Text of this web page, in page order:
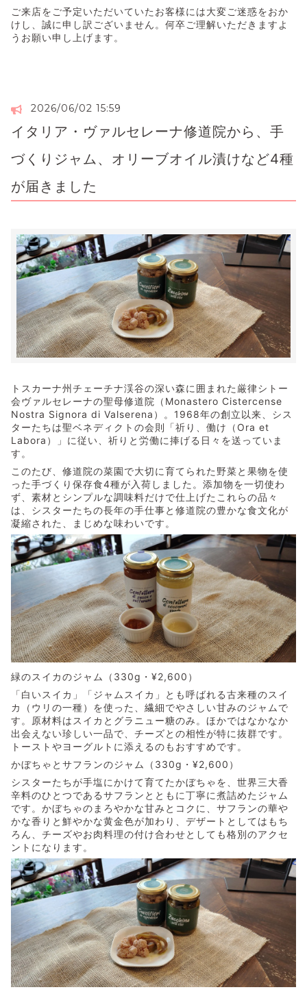
ご来店をご予定いただいていたお客様には大変ご迷惑をおか
けし、誠に申し訳ございません。何卒ご理解いただきますよ
うお願い申し上げます。
2026/06/02 15:59
イタリア・ヴァルセレーナ修道院から、手
づくりジャム、オリーブオイル漬けなど4種
が届きました
トスカーナ州チェーチナ渓谷の深い森に囲まれた厳律シトー
会ヴァルセレーナの聖母修道院（Monastero Cistercense
Nostra Signora di Valserena）。1968年の創立以来、シス
ターたちは聖ベネディクトの会則「祈り、働け（Ora et
Labora）」に従い、祈りと労働に捧げる日々を送っていま
す。
このたび、修道院の菜園で大切に育てられた野菜と果物を使
った手づくり保存食4種が入荷しました。添加物を一切使わ
ず、素材とシンプルな調味料だけで仕上げたこれらの品々
は、シスターたちの長年の手仕事と修道院の豊かな食文化が
凝縮された、まじめな味わいです。
緑のスイカのジャム（330g・¥2,600）
「白いスイカ」「ジャムスイカ」とも呼ばれる古来種のスイ
カ（ウリの一種）を使った、繊細でやさしい甘みのジャムで
す。原材料はスイカとグラニュー糖のみ。ほかではなかなか
出会えない珍しい一品で、チーズとの相性が特に抜群です。
トーストやヨーグルトに添えるのもおすすめです。
かぼちゃとサフランのジャム（330g・¥2,600）
シスターたちが手塩にかけて育てたかぼちゃを、世界三大香
辛料のひとつであるサフランとともに丁寧に煮詰めたジャム
です。かぼちゃのまろやかな甘みとコクに、サフランの華や
かな香りと鮮やかな黄金色が加わり、デザートとしてはもち
ろん、チーズやお肉料理の付け合わせとしても格別のアクセ
ントになります。